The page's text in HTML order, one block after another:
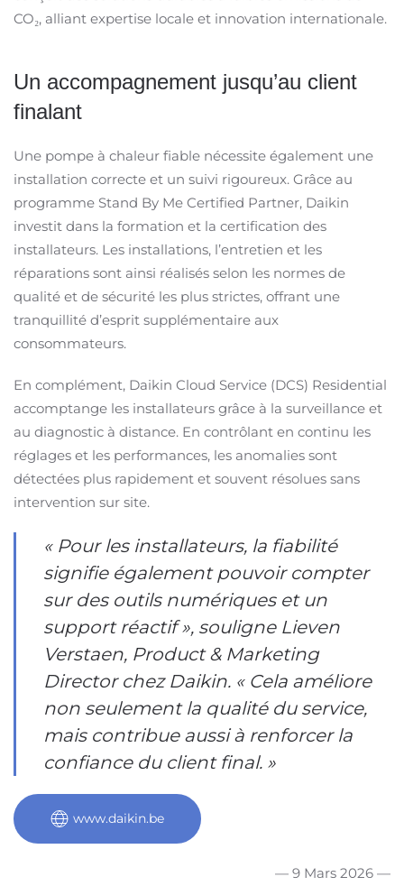
CO₂, alliant expertise locale et innovation internationale.
Un accompagnement jusqu’au client
finalant
Une pompe à chaleur fiable nécessite également une
installation correcte et un suivi rigoureux. Grâce au
programme Stand By Me Certified Partner, Daikin
investit dans la formation et la certification des
installateurs. Les installations, l’entretien et les
réparations sont ainsi réalisés selon les normes de
qualité et de sécurité les plus strictes, offrant une
tranquillité d’esprit supplémentaire aux
consommateurs.
En complément, Daikin Cloud Service (DCS) Residential
accomptange les installateurs grâce à la surveillance et
au diagnostic à distance. En contrôlant en continu les
réglages et les performances, les anomalies sont
détectées plus rapidement et souvent résolues sans
intervention sur site.
« Pour les installateurs, la fiabilité
signifie également pouvoir compter
sur des outils numériques et un
support réactif », souligne Lieven
Verstaen, Product & Marketing
Director chez Daikin. « Cela améliore
non seulement la qualité du service,
mais contribue aussi à renforcer la
confiance du client final. »
www.daikin.be
— 9 Mars 2026 —